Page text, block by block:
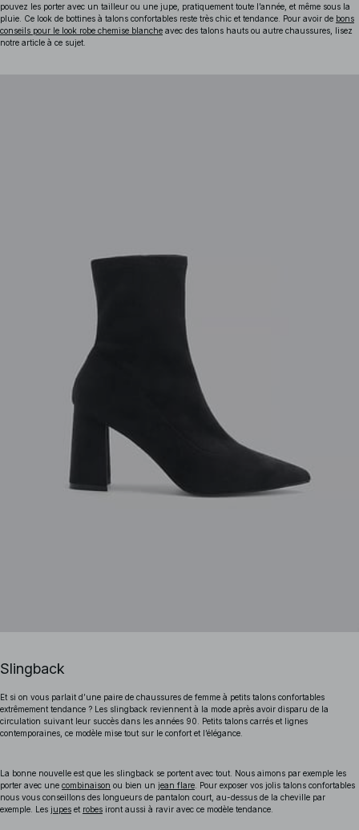
pouvez les porter avec un tailleur ou une jupe, pratiquement toute l’année, et même sous la
pluie. Ce look de bottines à talons confortables reste très chic et tendance. Pour avoir de bons
conseils pour le look robe chemise blanche avec des talons hauts ou autre chaussures, lisez
notre article à ce sujet.
Slingback
Et si on vous parlait d’une paire de chaussures de femme à petits talons confortables
extrêmement tendance ? Les slingback reviennent à la mode après avoir disparu de la
circulation suivant leur succès dans les années 90. Petits talons carrés et lignes
contemporaines, ce modèle mise tout sur le confort et l’élégance.
La bonne nouvelle est que les slingback se portent avec tout. Nous aimons par exemple les
porter avec une combinaison ou bien un jean flare . Pour exposer vos jolis talons confortables
nous vous conseillons des longueurs de pantalon court, au-dessus de la cheville par
exemple. Les jupes et robes iront aussi à ravir avec ce modèle tendance.